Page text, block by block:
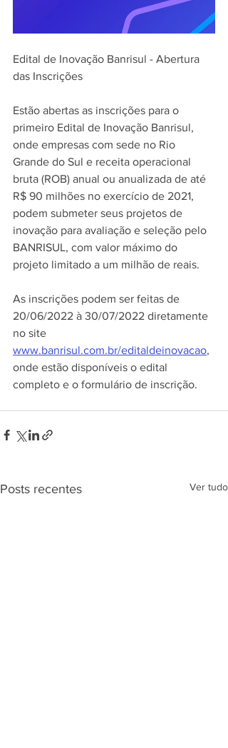
Edital de Inovação Banrisul - Abertura
das Inscrições
Estão abertas as inscrições para o
primeiro Edital de Inovação Banrisul,
onde empresas com sede no Rio
Grande do Sul e receita operacional
bruta (ROB) anual ou anualizada de até
R$ 90 milhões no exercício de 2021,
podem submeter seus projetos de
inovação para avaliação e seleção pelo
BANRISUL, com valor máximo do
projeto limitado a um milhão de reais.
As inscrições podem ser feitas de
20/06/2022 à 30/07/2022 diretamente
no site
www.banrisul.com.br/editaldeinovacao,
onde estão disponíveis o edital
completo e o formulário de inscrição.
Posts recentes Ver tudo